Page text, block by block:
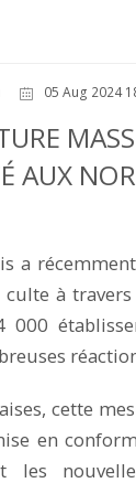
05 Aug 2024
AUX
a
culte à
cette
en